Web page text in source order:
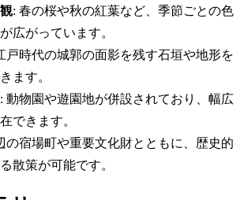
: 春の桜や秋の紅葉など、季節ごとの色
広がっています。
戸時代の城郭の面影を残す石垣や地形を
ます。
: 動物園や遊園地が併設されており、幅広
できます。
の宿場町や重要文化財とともに、歴史的
散策が可能です。